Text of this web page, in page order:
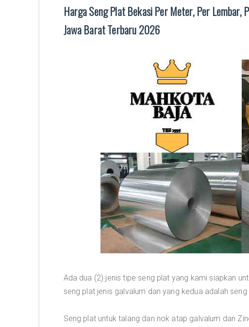
Harga Seng Plat Bekasi Per Meter, Per Lembar,
Jawa Barat Terbaru 2026
Ada dua (2) jenis tipe seng plat yang kami siapkan
seng plat jenis galvalum dan yang kedua adalah
Seng plat untuk talang dan nok atap galvalum dan